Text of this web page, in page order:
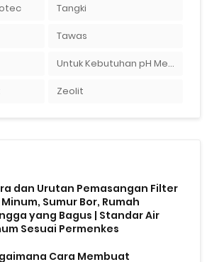
Tangki
Tawas
Untuk Kebutuhan pH Meter Murah Hanya Di Ady Water
Zeolit
dan Urutan Pemasangan Filter
Sumur Bor, Rumah
yang Bagus | Standar Air
Sesuai Permenkes
Cara Membuat